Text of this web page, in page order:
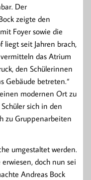
Der
zeigte den
Foyer sowie die
liegt seit Jahren brach,
das Atrium
den Schülerinnen
Gebäude betreten.“
modernen Ort zu
sich in den
zu Gruppenarbeiten
umgestaltet werden.
doch nun sei
Andreas Bock